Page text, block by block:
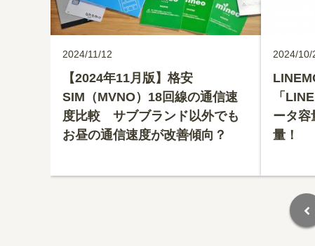
2024/11/12
【2024年11月版】格安
SIM（MVNO）18回線の通信速
度比較 サブブランド以外でも
お昼の通信速度が改善傾向？
2024/10/
「
ータ
量！